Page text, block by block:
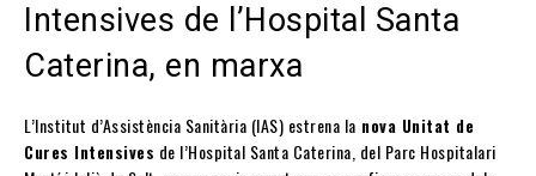
Intensives de l’Hospital Santa
Caterina, en marxa
L’Institut d’Assistència Sanitària (IAS) estrena la nova Unitat de
Cures Intensives de l’Hospital Santa Caterina, del Parc Hospitalari